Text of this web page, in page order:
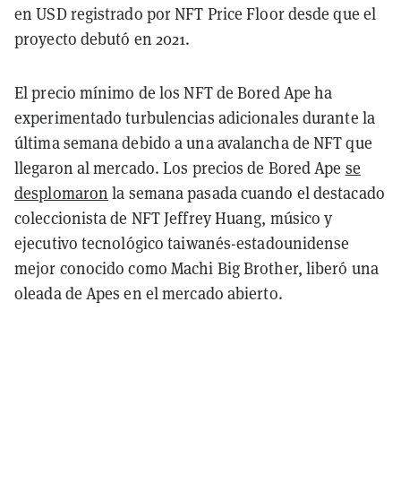
en USD registrado por NFT Price Floor desde que el
proyecto debutó en 2021.
El precio mínimo de los NFT de Bored Ape ha
experimentado turbulencias adicionales durante la
última semana debido a una avalancha de NFT que
llegaron al mercado. Los precios de Bored Ape se
desplomaron la semana pasada cuando el destacado
coleccionista de NFT Jeffrey Huang, músico y
ejecutivo tecnológico taiwanés-estadounidense
mejor conocido como Machi Big Brother, liberó una
oleada de Apes en el mercado abierto.